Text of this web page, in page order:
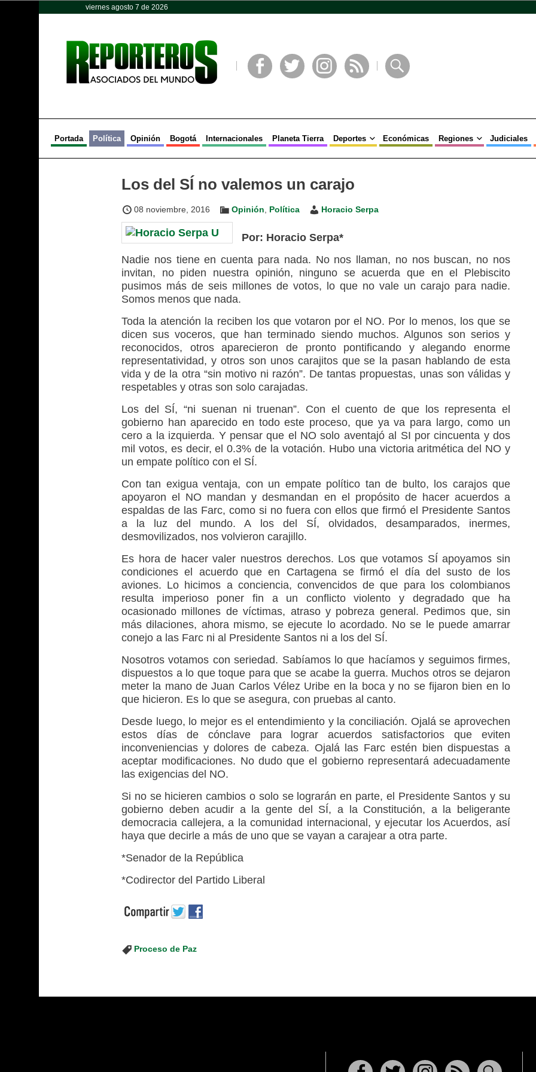
viernes agosto 7 de 2026
Portada Política Opinión Bogotá Internacionales Planeta Tierra Deportes Económicas Regiones Judiciales
Los del SÍ no valemos un carajo
08 noviembre, 2016 Opinión Política Horacio Serpa
Por: Horacio Serpa*
Nadie nos tiene en cuenta para nada. No nos llaman, no nos buscan, no nos
invitan, no piden nuestra opinión, ninguno se acuerda que en el Plebiscito
pusimos más de seis millones de votos, lo que no vale un carajo para nadie.
Somos menos que nada.
Toda la atención la reciben los que votaron por el NO. Por lo menos, los que se
dicen sus voceros, que han terminado siendo muchos. Algunos son serios y
reconocidos, otros aparecieron de pronto pontificando y alegando enorme
representatividad, y otros son unos carajitos que se la pasan hablando de esta
vida y de la otra “sin motivo ni razón”. De tantas propuestas, unas son válidas y
respetables y otras son solo carajadas.
Los del SÍ, “ni suenan ni truenan”. Con el cuento de que los representa el
gobierno han aparecido en todo este proceso, que ya va para largo, como un
cero a la izquierda. Y pensar que el NO solo aventajó al SI por cincuenta y dos
mil votos, es decir, el 0.3% de la votación. Hubo una victoria aritmética del NO y
un empate político con el SÍ.
Con tan exigua ventaja, con un empate político tan de bulto, los carajos que
apoyaron el NO mandan y desmandan en el propósito de hacer acuerdos a
espaldas de las Farc, como si no fuera con ellos que firmó el Presidente Santos
a la luz del mundo. A los del SÍ, olvidados, desamparados, inermes,
desmovilizados, nos volvieron carajillo.
Es hora de hacer valer nuestros derechos. Los que votamos SÍ apoyamos sin
condiciones el acuerdo que en Cartagena se firmó el día del susto de los
aviones. Lo hicimos a conciencia, convencidos de que para los colombianos
resulta imperioso poner fin a un conflicto violento y degradado que ha
ocasionado millones de víctimas, atraso y pobreza general. Pedimos que, sin
más dilaciones, ahora mismo, se ejecute lo acordado. No se le puede amarrar
conejo a las Farc ni al Presidente Santos ni a los del SÍ.
Nosotros votamos con seriedad. Sabíamos lo que hacíamos y seguimos firmes,
dispuestos a lo que toque para que se acabe la guerra. Muchos otros se dejaron
meter la mano de Juan Carlos Vélez Uribe en la boca y no se fijaron bien en lo
que hicieron. Es lo que se asegura, con pruebas al canto.
Desde luego, lo mejor es el entendimiento y la conciliación. Ojalá se aprovechen
estos días de cónclave para lograr acuerdos satisfactorios que eviten
inconveniencias y dolores de cabeza. Ojalá las Farc estén bien dispuestas a
aceptar modificaciones. No dudo que el gobierno representará adecuadamente
las exigencias del NO.
Si no se hicieren cambios o solo se lograrán en parte, el Presidente Santos y su
gobierno deben acudir a la gente del SÍ, a la Constitución, a la beligerante
democracia callejera, a la comunidad internacional, y ejecutar los Acuerdos, así
haya que decirle a más de uno que se vayan a carajear a otra parte.
*Senador de la República
*Codirector del Partido Liberal
Proceso de Paz
Opinión Política